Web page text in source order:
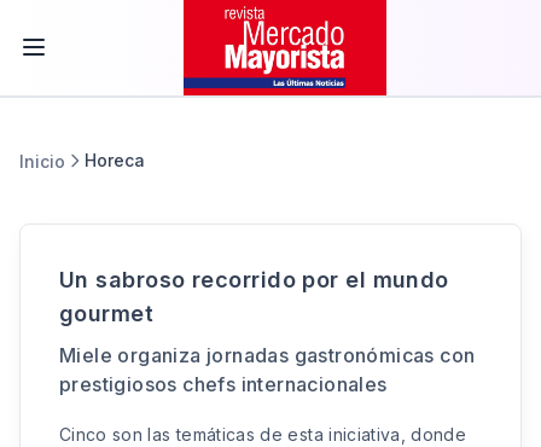
Inicio Horeca
Un sabroso recorrido por el mundo
gourmet
Miele organiza jornadas gastronómicas con
prestigiosos chefs internacionales
Cinco son las temáticas de esta iniciativa, donde